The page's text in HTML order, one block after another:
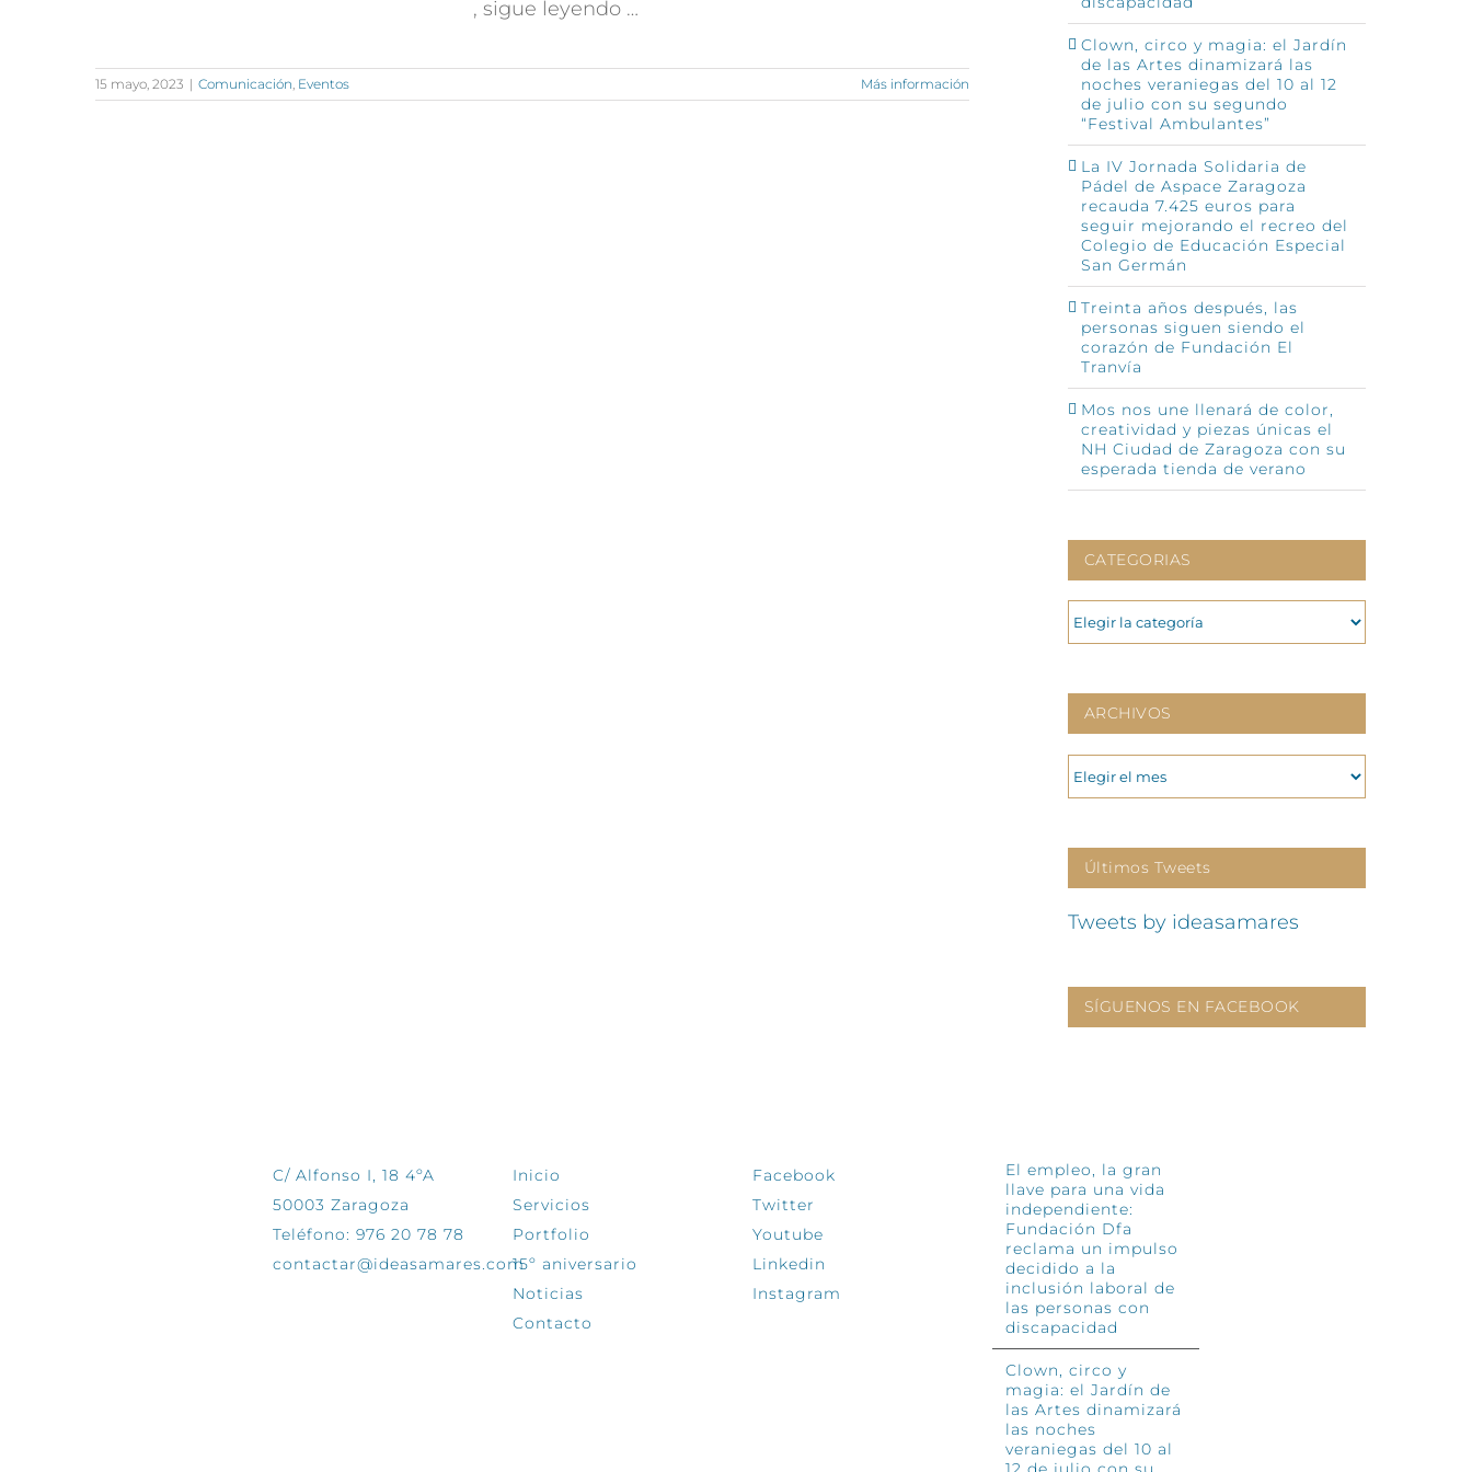
, sigue leyendo …
15 mayo, 2023 | Comunicación, Eventos Más información
Clown, circo y magia: el Jardín
de las Artes dinamizará las
noches veraniegas del 10 al 12
de julio con su segundo
“Festival Ambulantes”
La IV Jornada Solidaria de
Pádel de Aspace Zaragoza
recauda 7.425 euros para
seguir mejorando el recreo del
Colegio de Educación Especial
San Germán
Treinta años después, las
personas siguen siendo el
corazón de Fundación El
Tranvía
Mos nos une llenará de color,
creatividad y piezas únicas el
NH Ciudad de Zaragoza con su
esperada tienda de verano
CATEGORIAS
CATEGORIAS
ARCHIVOS
ARCHIVOS
Últimos Tweets
Tweets by ideasamares
SÍGUENOS EN FACEBOOK
C/ Alfonso I, 18 4ºA
50003 Zaragoza
Teléfono: 976 20 78 78
contactar@ideasamares.com
Inicio
Servicios
Portfolio
15º aniversario
Noticias
Contacto
Facebook
Twitter
Youtube
Linkedin
Instagram
El empleo, la gran
llave para una vida
independiente:
Fundación Dfa
reclama un impulso
decidido a la
inclusión laboral de
las personas con
discapacidad
Clown, circo y
magia: el Jardín de
las Artes dinamizará
las noches
veraniegas del 10 al